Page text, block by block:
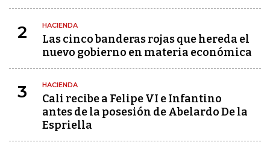
2 HACIENDA
Las cinco banderas rojas que hereda el
nuevo gobierno en materia económica
3 HACIENDA
Cali recibe a Felipe VI e Infantino
antes de la posesión de Abelardo De la
Espriella